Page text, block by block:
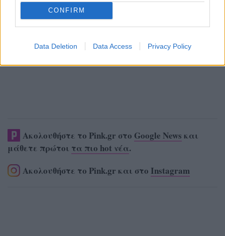
CONFIRM
Data Deletion Data Access Privacy Policy
Ακολουθήστε το Pink.gr στο Google News και
μάθετε πρώτοι τα πιο hot νέα.
Ακολουθήστε το Pink.gr και στο Instagram